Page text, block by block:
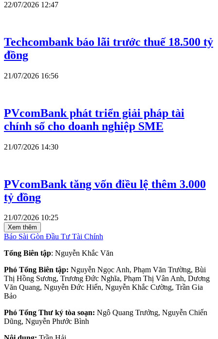
22/07/2026 12:47
Techcombank báo lãi trước thuế 18.500 tỷ
đồng
21/07/2026 16:56
PVcomBank phát triển giải pháp tài
chính số cho doanh nghiệp SME
21/07/2026 14:30
PVcomBank tăng vốn điều lệ thêm 3.000
tỷ đồng
21/07/2026 10:25
Xem thêm
Báo Sài Gòn Đầu Tư Tài Chính
Tổng Biên tập: Nguyễn Khắc Văn
Phó Tổng Biên tập: Nguyễn Ngọc Anh, Phạm Văn Trường, Bùi
Thị Hồng Sương, Trương Đức Nghĩa, Phạm Thị Vân Anh, Dương
Văn Quang, Nguyễn Đức Hiển, Nguyễn Khắc Cường, Trần Gia
Bảo
Phó Tổng Thư ký tòa soạn: Ngô Quang Trưởng, Nguyễn Chiến
Dũng, Nguyễn Phước Bình